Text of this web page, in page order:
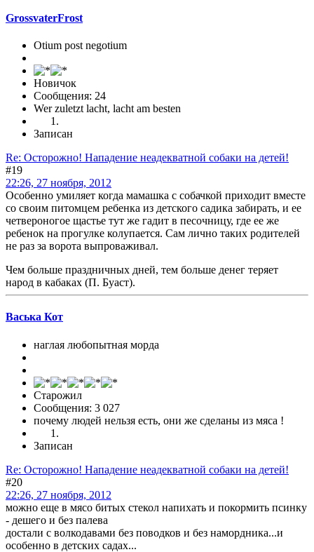
GrossvaterFrost
Otium post negotium
Новичок
Сообщения: 24
Wer zuletzt lacht, lacht am besten
Записан
Re: Осторожно! Нападение неадекватной собаки на детей!
#19
22:26, 27 ноября, 2012
Особенно умиляет когда мамашка с собачкой приходит вместе
со своим питомцем ребенка из детского садика забирать, и ее
четвероногое щастье тут же гадит в песочницу, где ее же
ребенок на прогулке колупается. Сам лично таких родителей
не раз за ворота выпроваживал.
Чем больше праздничных дней, тем больше денег теряет
народ в кабаках (П. Буаст).
Васька Кот
наглая любопытная морда
Старожил
Сообщения: 3 027
почему людей нельзя есть, они же сделаны из мяса !
Записан
Re: Осторожно! Нападение неадекватной собаки на детей!
#20
22:26, 27 ноября, 2012
можно еще в мясо битых стекол напихать и покормить псинку
- дешего и без палева
достали с волкодавами без поводков и без намордника...и
особенно в детских садах...